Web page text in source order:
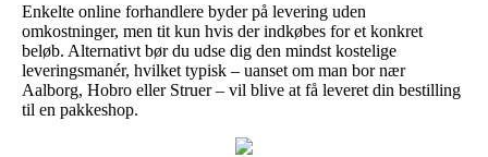
Enkelte online forhandlere byder på levering uden
omkostninger, men tit kun hvis der indkøbes for et konkret
beløb. Alternativt bør du udse dig den mindst kostelige
leveringsmanér, hvilket typisk – uanset om man bor nær
Aalborg, Hobro eller Struer – vil blive at få leveret din bestilling
til en pakkeshop.